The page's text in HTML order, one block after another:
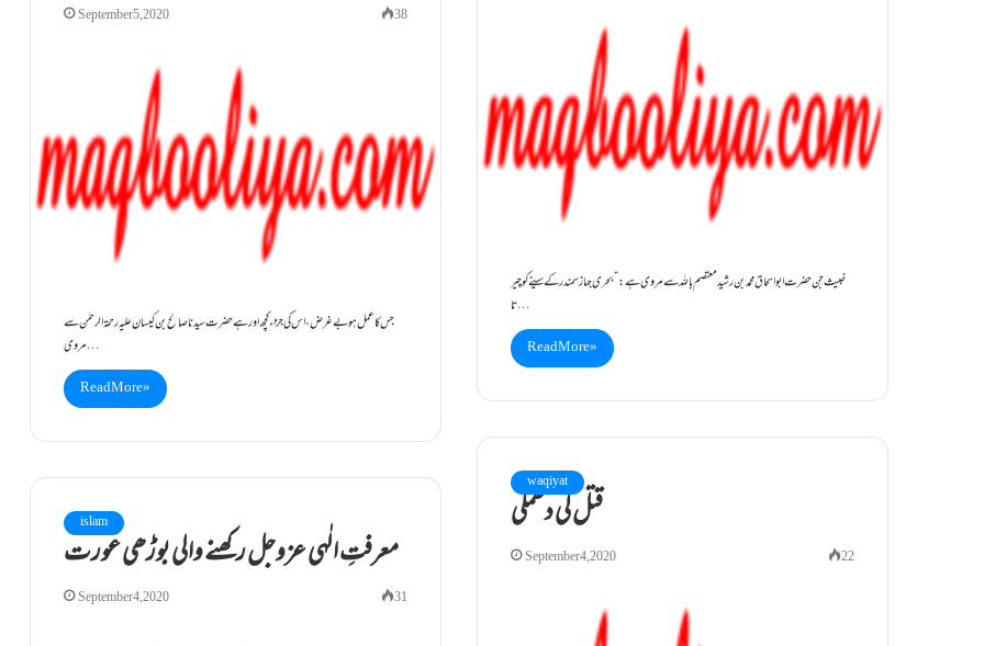
September 5, 2020 38
جس کا عمل ہو بے غرض، اس کی جزاء کچھ اور ہے حضرت سیدناصالح بن کیسان علیہ رحمۃالرحمٰن سے
مروی…
Read More »
خبیث جن حضرت ابو اسحاق محمد بن رشیدمعتصم باللہ سے مروی ہے:”بحری جہاز سمند ر کے سینے کو چیر
تا…
Read More »
waqiyat
قتل کی دھمکی
September 4, 2020 22
islam
معرفتِ الٰہی عزوجل رکھنے والی بوڑھی عورت
September 4, 2020 31